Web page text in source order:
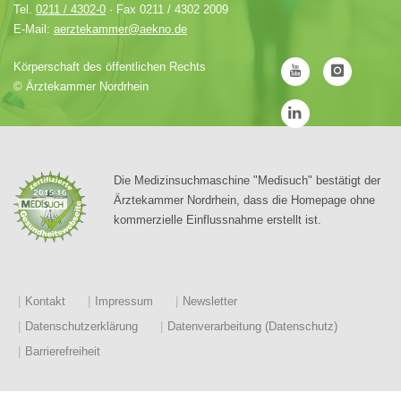
Tel. 0211 / 4302-0 · Fax 0211 / 4302 2009
E-Mail: aerztekammer@aekno.de
Körperschaft des öffentlichen Rechts
© Ärztekammer Nordrhein
Die Medizinsuchmaschine "Medisuch" bestätigt der
Ärztekammer Nordrhein, dass die Homepage ohne
kommerzielle Einflussnahme erstellt ist.
Kontakt Impressum
Newsletter
Datenschutzerklärung
Datenverarbeitung (Datenschutz)
Barrierefreiheit